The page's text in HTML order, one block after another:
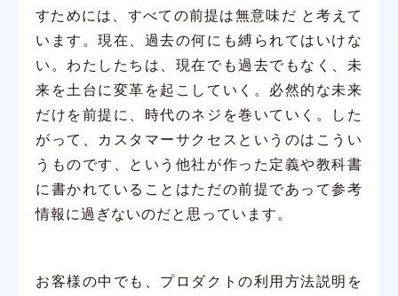
すためには、すべての前提は無意味だ と考えて
います。現在、過去の何にも縛られてはいけな
い。わたしたちは、現在でも過去でもなく、未
来を土台に変革を起こしていく。必然的な未来
だけを前提に、時代のネジを巻いていく。した
がって、カスタマーサクセスというのはこうい
うものです、という他社が作った定義や教科書
に書かれていることはただの前提であって参考
情報に過ぎないのだと思っています。
お客様の中でも、プロダクトの利用方法説明を